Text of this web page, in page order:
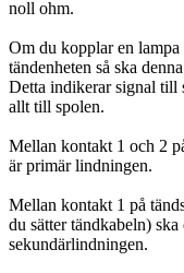
noll ohm.
Om du kopplar en
tändenheten så ska
Detta indikerar signal till
allt till spolen.
Mellan kontakt 1 och 2
är primär lindningen.
Mellan kontakt 1 på
du sätter tändkabeln)
sekundärlindningen.